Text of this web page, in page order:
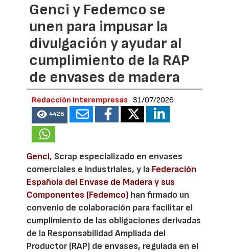
Genci y Fedemco se
unen para impusar la
divulgación y ayudar al
cumplimiento de la RAP
de envases de madera
Redacción Interempresas 31/07/2026
4428
Genci, Scrap especializado en envases
comerciales e industriales, y la Federación
Española del Envase de Madera y sus
Componentes (Fedemco) han firmado un
convenio de colaboración para facilitar el
cumplimiento de las obligaciones derivadas
de la Responsabilidad Ampliada del
Productor (RAP) de envases, regulada en el